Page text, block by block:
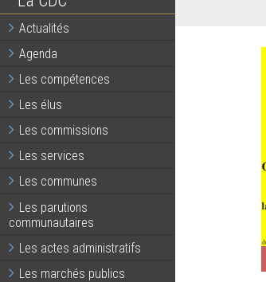
Actualités
Agenda
Les compétences
Les élus
Les commissions
Les services
Les communes
Les parutions
communautaires
Les actes administratifs
Les marchés publics